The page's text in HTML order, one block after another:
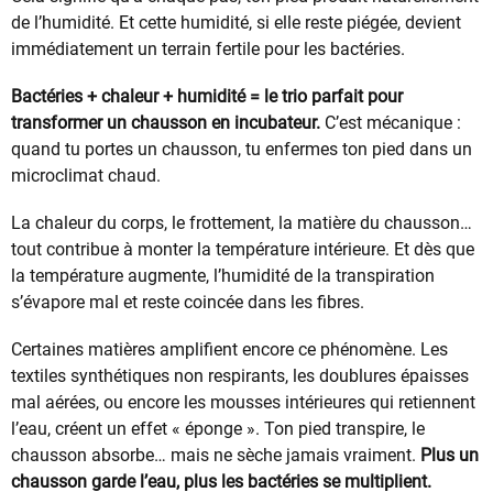
de l’humidité. Et cette humidité, si elle reste piégée, devient
immédiatement un terrain fertile pour les bactéries.
Bactéries + chaleur + humidité = le trio parfait pour
transformer un chausson en incubateur. C’est mécanique :
quand tu portes un chausson, tu enfermes ton pied dans un
microclimat chaud.
La chaleur du corps, le frottement, la matière du chausson…
tout contribue à monter la température intérieure. Et dès que
la température augmente, l’humidité de la transpiration
s’évapore mal et reste coincée dans les fibres.
Certaines matières amplifient encore ce phénomène. Les
textiles synthétiques non respirants, les doublures épaisses
mal aérées, ou encore les mousses intérieures qui retiennent
l’eau, créent un effet « éponge ». Ton pied transpire, le
chausson absorbe… mais ne sèche jamais vraiment. Plus un
chausson garde l’eau, plus les bactéries se multiplient.